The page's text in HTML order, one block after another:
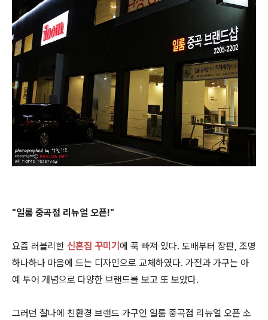
"일룸 중곡점 리뉴얼 오픈!"
요즘 러블리한 신혼집 꾸미기 에 푹 빠져 있다. 도배부터 장판, 조명
하나하나 마음에 드는 디자인으로 교체하였다. 가전과 가구는 아
예 투어 개념으로 다양한 브랜드를 보고 또 보았다.
그러던 찰나에 친환경 브랜드 가구인 일룸 중곡점 리뉴얼 오픈 소